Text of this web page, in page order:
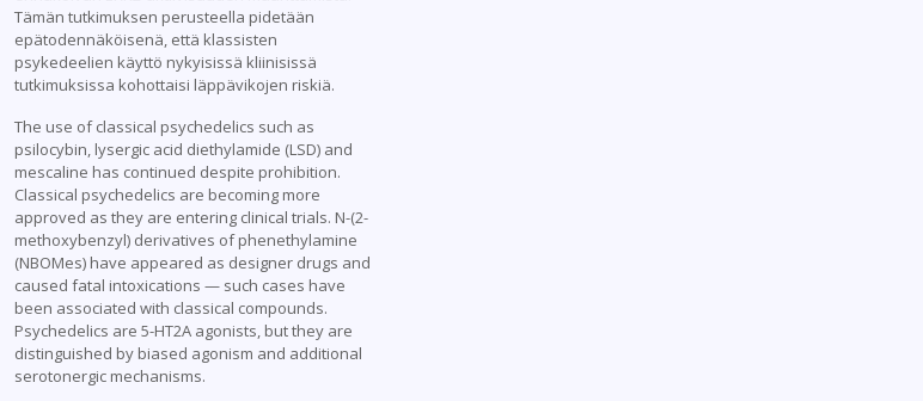
Tämän tutkimuksen perusteella pidetään
epätodennäköisenä, että klassisten
psykedeelien käyttö nykyisissä kliinisissä
tutkimuksissa kohottaisi läppävikojen riskiä.
The use of classical psychedelics such as
psilocybin, lysergic acid diethylamide (LSD) and
mescaline has continued despite prohibition.
Classical psychedelics are becoming more
approved as they are entering clinical trials. N-(2-
methoxybenzyl) derivatives of phenethylamine
(NBOMes) have appeared as designer drugs and
caused fatal intoxications — such cases have
been associated with classical compounds.
Psychedelics are 5-HT2A agonists, but they are
distinguished by biased agonism and additional
serotonergic mechanisms.